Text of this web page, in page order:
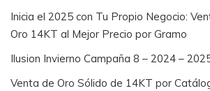
Inicia el 2025 con Tu Propio Negocio:
Oro 14KT al Mejor Precio por Gramo
Ilusion Invierno Campaña 8 – 2024 –
Venta de Oro Sólido de 14KT por